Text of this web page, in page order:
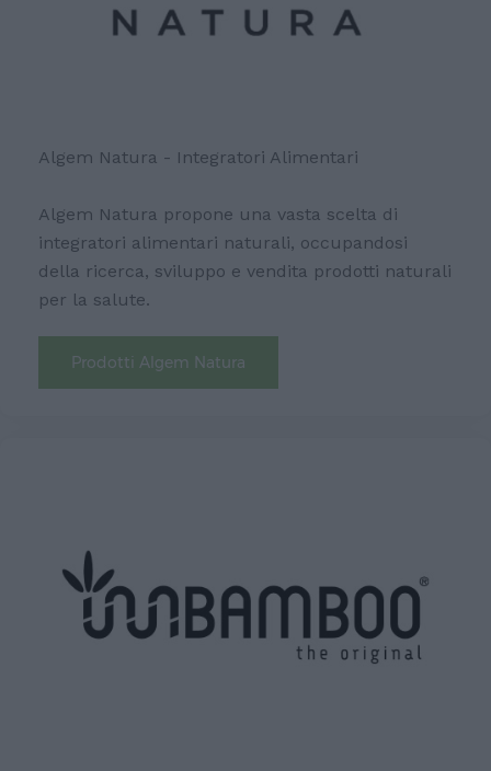
Algem Natura - Integratori Alimentari
Algem Natura propone una vasta scelta di
integratori alimentari naturali, occupandosi
della ricerca, sviluppo e vendita prodotti naturali
per la salute.
Prodotti Algem Natura